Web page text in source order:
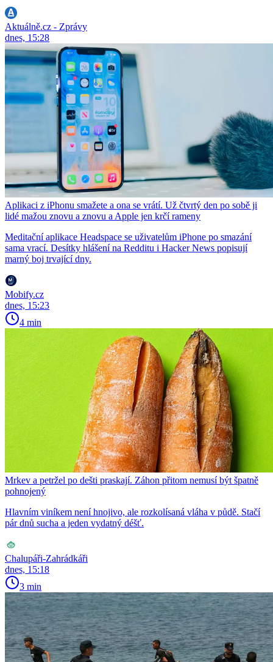
Aktuálně.cz - Zprávy
dnes, 15:28
Aplikaci z iPhonu smažete a ona se vrátí. Už čtvrtý den po sobě ji
lidé mažou znovu a znovu a Apple jen krčí rameny
Meditační aplikace Headspace se uživatelům iPhone po smazání
sama vrací. Desítky hlášení na Redditu i Hacker News popisují
marný boj trvající dny.
Mobify.cz
dnes, 15:23
4 min
Mrkev a petržel po dešti praskají. Záhon přitom nemusí být špatně
pohnojený
Hlavním viníkem není hnojivo, ale rozkolísaná vláha v půdě. Stačí
pár dnů sucha a jeden vydatný déšť.
Chalupáři-Zahrádkáři
dnes, 15:18
3 min